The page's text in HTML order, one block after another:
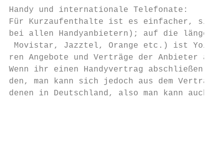
Handy und internationale Telefonate:
Für Kurzaufenthalte ist es einfacher, sich
bei allen Handyanbietern); auf die längere
Movistar, Jazztel, Orange etc.) ist
ren Angebote und Verträge der Anbieter
Wenn ihr einen Handyvertrag abschließen
den, man kann sich jedoch aus dem
denen in Deutschland, also man kann